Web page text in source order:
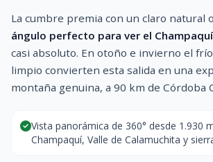
La cumbre premia con un claro natural
ángulo perfecto para ver el Champaquí
casi absoluto. En otoño e invierno el
limpio convierten esta salida en una
montaña genuina, a 90 km de Córdoba
Vista panorámica de 360° desde 1.930
Champaquí, Valle de Calamuchita y